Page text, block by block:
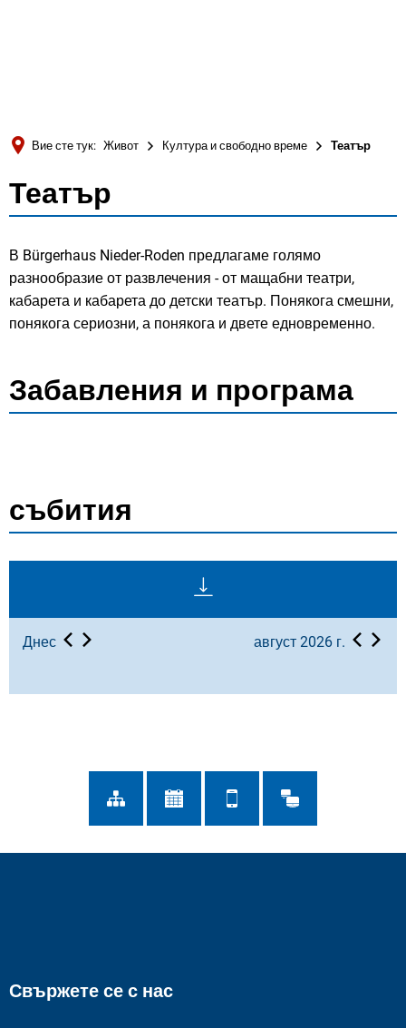
Deutsch
Вие сте тук: Живот Култура и свободно време Театър
Театър
Театър
В Bürgerhaus Nieder-Roden предлагаме голямо
разнообразие от развлечения - от мащабни театри,
кабарета и кабарета до детски театър. Понякога смешни,
понякога сериозни, а понякога и двете едновременно.
Забавления и програма
събития
Днес август 2026 г.
Свържете се с нас